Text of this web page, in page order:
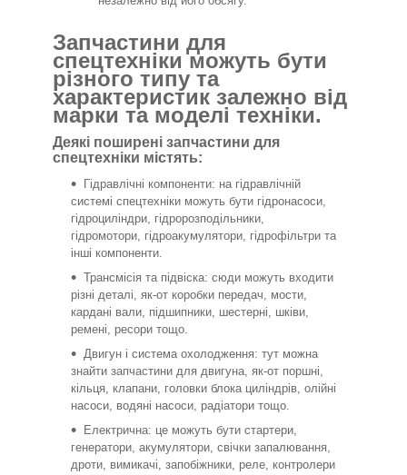
Запчастини для
спецтехніки можуть бути
різного типу та
характеристик залежно від
марки та моделі техніки.
Деякі поширені запчастини для
спецтехніки містять:
Гідравлічні компоненти: на гідравлічній
системі спецтехніки можуть бути гідронасоси,
гідроциліндри, гідророзподільники,
гідромотори, гідроакумулятори, гідрофільтри та
інші компоненти.
Трансмісія та підвіска: сюди можуть входити
різні деталі, як-от коробки передач, мости,
кардані вали, підшипники, шестерні, шківи,
ремені, ресори тощо.
Двигун і система охолодження: тут можна
знайти запчастини для двигуна, як-от поршні,
кільця, клапани, головки блока циліндрів, олійні
насоси, водяні насоси, радіатори тощо.
Електрична: це можуть бути стартери,
генератори, акумулятори, свічки запалювання,
дроти, вимикачі, запобіжники, реле, контролери